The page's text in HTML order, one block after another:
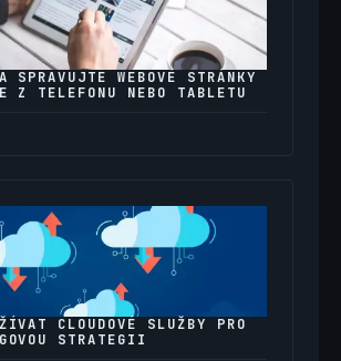
SPRAVUJTE WEBOVÉ STRÁNKY
Z TELEFONU NEBO TABLETU
CLOUDOVÉ SLUŽBY PRO
STRATEGII